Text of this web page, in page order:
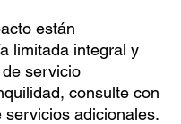
están
limitada integral y
servicio
consulte con
adicionales.